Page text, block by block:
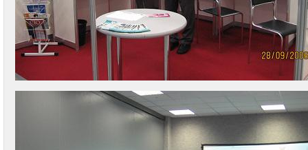
Viber:
+7
(985)
768-
8583
Александр
Крюков